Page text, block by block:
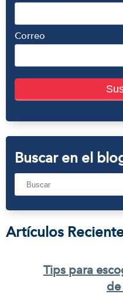
Correo
Buscar en el
Artículos
Tips para